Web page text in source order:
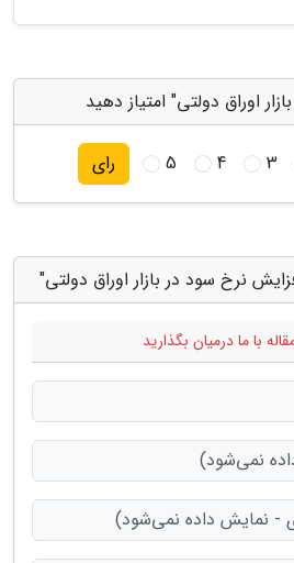
اوراق دولتی" امتیاز دهید
3
4
5 رای
نرخ سود در بازار اوراق دولتی"
با ما درمیان بگذارید